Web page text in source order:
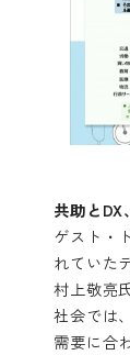
共助とDX
ゲスト・
れていた
村上敬亮
社会では
需要に合